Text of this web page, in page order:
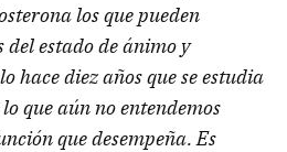
los que pueden
estado de ánimo y
hace diez años que se estudia
que aún no entendemos
que desempeña. Es